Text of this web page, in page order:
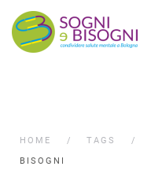
HOME TAGS
BISOGNI